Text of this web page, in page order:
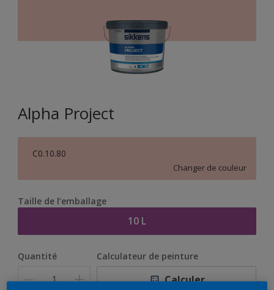
Alpha Project
C0.10.80
Changer de couleur
Taille de l’emballage
10 L
Quantité Calculateur de peinture
Calculer